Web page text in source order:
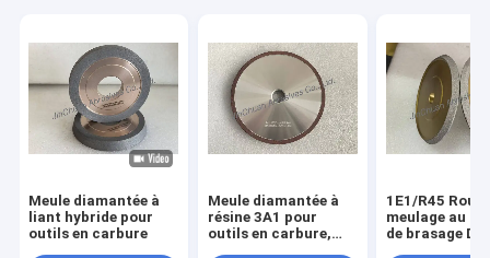
Meule diamantée à
liant hybride pour
outils en carbure
Meule diamantée à
résine 3A1 pour
outils en carbure,
1E1/R45 Roue
meulage au
de brasage